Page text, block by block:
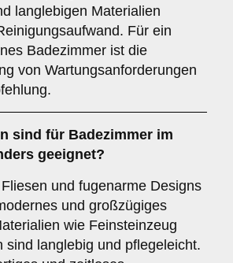
langlebigen Materialien
Für ein
Badezimmer ist die
von Wartungsanforderungen
sind für Badezimmer im
geeignet?
und fugenarme Designs
und großzügiges
wie Feinsteinzeug
sind langlebig und pflegeleicht.